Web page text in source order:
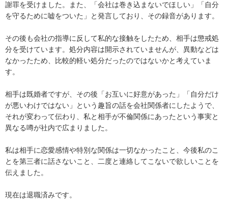
謝罪を受けました。また、「会社は巻き込まないでほしい」「自分
を守るために嘘をついた」と発言しており、その録音があります。
その後も会社の指導に反して私的な接触をしたため、相手は懲戒処
分を受けています。処分内容は開示されていませんが、異動などは
なかったため、比較的軽い処分だったのではないかと考えていま
す。
相手は既婚者ですが、その後「お互いに好意があった」「自分だけ
が悪いわけではない」という趣旨の話を会社関係者にしたようで、
それが変わって伝わり、私と相手が不倫関係にあったという事実と
異なる噂が社内で広まりました。
私は相手に恋愛感情や特別な関係は一切なかったこと、今後私のこ
とを第三者に話さないこと、二度と連絡してこないで欲しいことを
伝えました。
現在は退職済みです。